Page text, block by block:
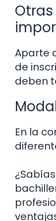
Aparte
de
deben
En la